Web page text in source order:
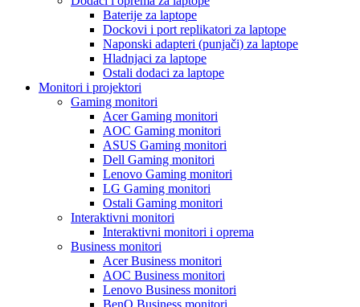
Baterije za laptope
Dockovi i port replikatori za laptope
Naponski adapteri (punjači) za laptope
Hladnjaci za laptope
Ostali dodaci za laptope
Monitori i projektori
Gaming monitori
Acer Gaming monitori
AOC Gaming monitori
ASUS Gaming monitori
Dell Gaming monitori
Lenovo Gaming monitori
LG Gaming monitori
Ostali Gaming monitori
Interaktivni monitori
Interaktivni monitori i oprema
Business monitori
Acer Business monitori
AOC Business monitori
Lenovo Business monitori
BenQ Business monitori